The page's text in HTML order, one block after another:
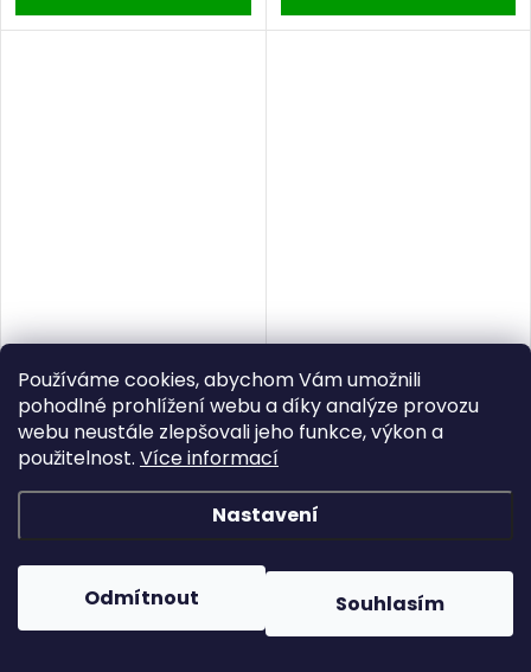
Používáme cookies, abychom Vám umožnili
pohodlné prohlížení webu a díky analýze provozu
webu neustále zlepšovali jeho funkce, výkon a
použitelnost. Více informací
Nastavení
Odmítnout Souhlasím
RYOBI R18BS-0 aku 18 V
pásová bruska ONE+ (bez
baterie a nabíječky)
DO KOŠÍKU
RYOBI R18PF-0 aku 18 V
ONE+ (bez baterie a
nabíječky)
3 790 Kč
DO KOŠÍKU